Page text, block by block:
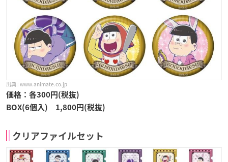
www.animate.co.jp
価格：各300円(税抜)
BOX(6個入) 1,800円(税抜)
クリアファイルセット